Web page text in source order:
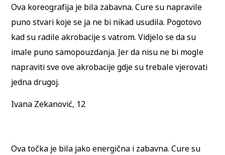
Ova koreografija je bila zabavna. Cure su napravile
puno stvari koje se ja ne bi nikad usudila. Pogotovo
kad su radile akrobacije s vatrom. Vidjelo se da su
imale puno samopouzdanja. Jer da nisu ne bi mogle
napraviti sve ove akrobacije gdje su trebale vjerovati
jedna drugoj.
Ivana Zekanović, 12
Ova točka je bila jako energična i zabavna. Cure su